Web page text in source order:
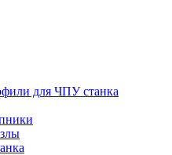
для ЧПУ станка